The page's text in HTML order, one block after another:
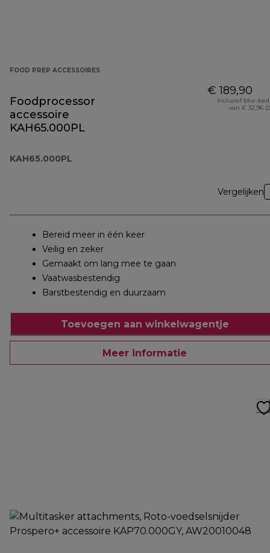
FOOD PREP ACCESSOIRES
Foodprocessor
accessoire
KAH65.000PL
KAH65.000PL
€ 189,90
Inclusief btw-
van € 32,96
Vergelijken
Bereid meer in één keer
Veilig en zeker
Gemaakt om lang mee te gaan
Vaatwasbestendig
Barstbestendig en duurzaam
Toevoegen aan winkelwagentje
Meer informatie